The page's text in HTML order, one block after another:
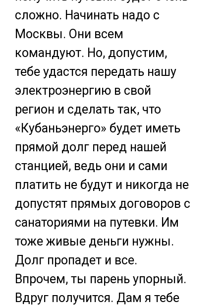
сложно. Начинать надо с
Москвы. Они всем
командуют. Но, допустим,
тебе удастся передать нашу
электроэнергию в свой
регион и сделать так, что
«Кубаньэнерго» будет иметь
прямой долг перед нашей
станцией, ведь они и сами
платить не будут и никогда не
допустят прямых договоров с
санаториями на путевки. Им
тоже живые деньги нужны.
Долг пропадет и все.
Впрочем, ты парень упорный.
Вдруг получится. Дам я тебе